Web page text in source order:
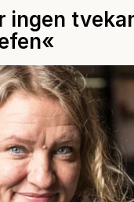
ingen